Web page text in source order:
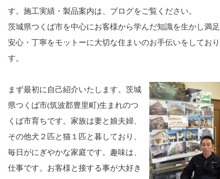
す。施工実績・製品案内は、ブログをご覧ください。
茨城県つくば市を中心にお客様から学んだ知識を生かし満
安心・丁寧をモットーに大切な住まいのお手伝いをしてお
す。
まず最初に自己紹介いたします。茨城
県つくば市(筑波郡豊里町)生まれのつ
くば市育ちです。家族は妻と娘夫婦、
その他犬２匹と猫１匹と暮しており、
毎日がにぎやかな家庭です。趣味は、
仕事です。お客様と接する事が大好き